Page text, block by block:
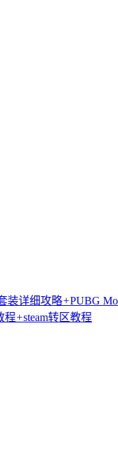
装详细攻略+PUBG
程+steam转区教程